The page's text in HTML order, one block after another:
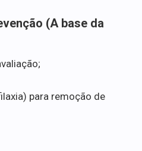
(A base da
para remoção de